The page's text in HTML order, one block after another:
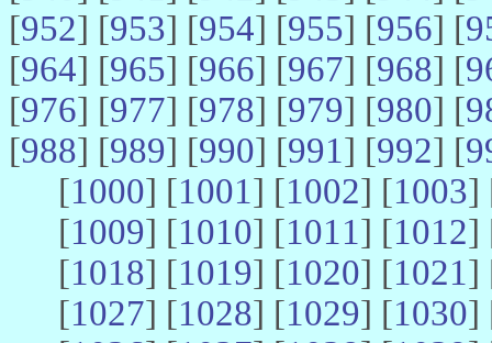
[952] [953] [954] [955] [956] [
[964] [965] [966] [967] [968] [
[976] [977] [978] [979] [980] [
[988] [989] [990] [991] [992] [
[1000] [1001] [1002] [1003]
[1009] [1010] [1011] [1012]
[1018] [1019] [1020] [1021]
[1027] [1028] [1029] [1030]